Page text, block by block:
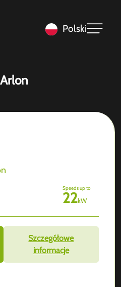
Polski
Speeds up to
22kW
Szczegółowe
informacje